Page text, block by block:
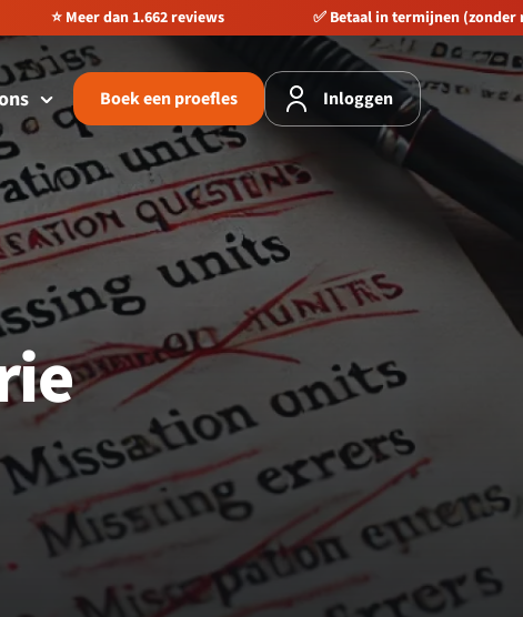
✅ Betaal in termijnen (zonder rente) 🚀 Direct starten, geen
Boek een proefles Inloggen